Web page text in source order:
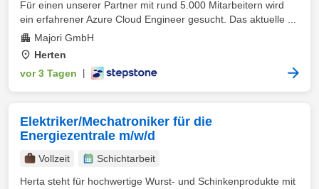
Für einen unserer Partner mit rund 5.000 Mitarbeitern wird
ein erfahrener Azure Cloud Engineer gesucht. Das aktuelle ...
Majori GmbH
Herten
vor 3 Tagen
Elektriker/Mechatroniker für die
Energiezentrale m/w/d
Vollzeit
Schichtarbeit
Herta steht für hochwertige Wurst- und Schinkenprodukte mit